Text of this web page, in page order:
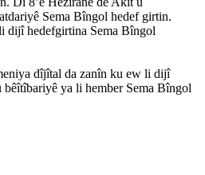
Sema Bîngol hedef girtin.
dijî hedefgirtina Sema Bîngol
dîjîtal da zanîn ku ew li dijî
ya li hember Sema Bîngol